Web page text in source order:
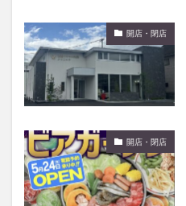
開店・閉店
開店・閉店